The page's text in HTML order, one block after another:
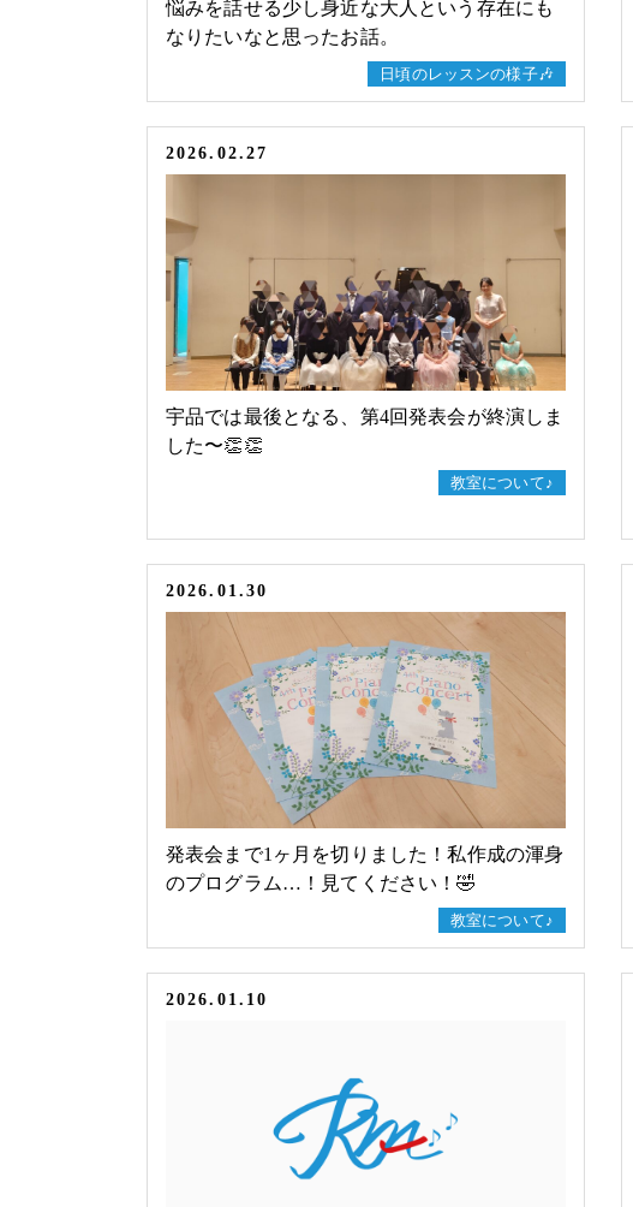
悩みを話せる少し身近な大人という存在にも
なりたいなと思ったお話。
日頃のレッスンの様子🎶
2026.02.27
宇品では最後となる、第4回発表会が終演しま
した〜👏👏
教室について♪
2026.01.30
発表会まで1ヶ月を切りました！私作成の渾身
のプログラム…！見てください！🤣
教室について♪
2026.01.10